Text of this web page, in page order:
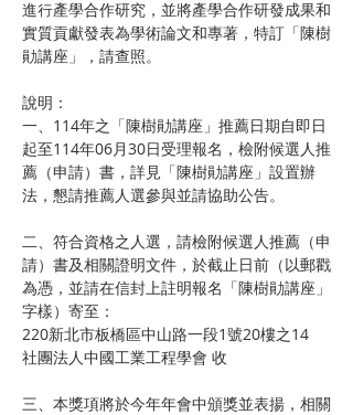
進行產學合作研究，並將產學合作研發成果和
實質貢獻發表為學術論文和專著，特訂「陳樹
勛講座」，請查照。
說明：
一、114年之「陳樹勛講座」推薦日期自即日
起至114年06月30日受理報名，檢附候選人推
薦（申請）書，詳見「陳樹勛講座」設置辦
法，懇請推薦人選參與並請協助公告。
二、符合資格之人選，請檢附候選人推薦（申
請）書及相關證明文件，於截止日前（以郵戳
為憑，並請在信封上註明報名「陳樹勛講座」
字樣）寄至：
220新北市板橋區中山路一段1號20樓之14
社團法人中國工業工程學會 收
三、本獎項將於今年年會中頒獎並表揚，相關